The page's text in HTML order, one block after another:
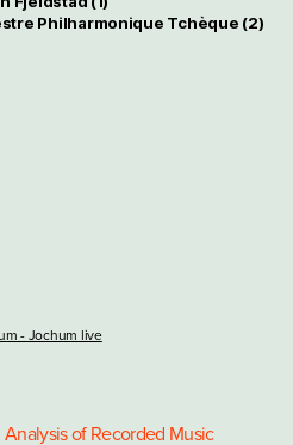
Philharmonique Tchèque (2)
- Jochum live
of Recorded Music